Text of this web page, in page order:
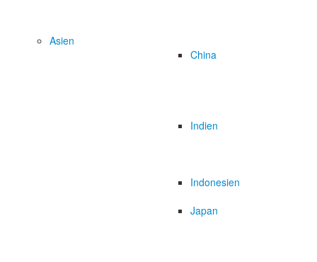
Asien
China
Indien
Indonesien
Japan